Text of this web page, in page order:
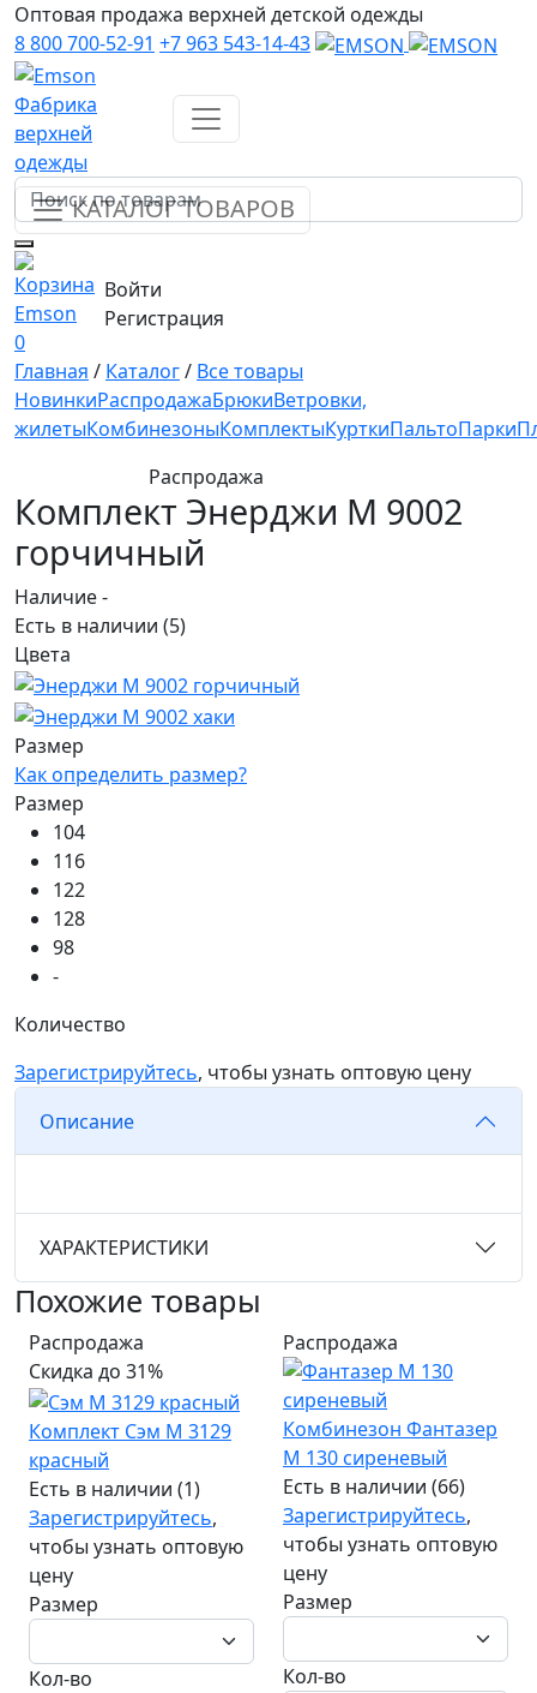
Оптовая продажа верхней детской одежды
8 800 700-52-91 +7 963 543-14-43
Фабрика
верхней
одежды
КАТАЛОГ ТОВАРОВ
0
Войти
Регистрация
Главная / Каталог/ Все товары
НовинкиРаспродажаБрюкиВетровки,
жилетыКомбинезоныКомплектыКурткиПальтоПарки
Распродажа
Комплект Энерджи М 9002
горчичный
Наличие -
Есть в наличии (5)
Цвета
Размер
Как определить размер?
Размер
104
116
122
128
98
-
Количество
Зарегистрируйтесь, чтобы узнать оптовую цену
Описание
ХАРАКТЕРИСТИКИ
Похожие товары
Распродажа
Скидка до 31%
Комплект Сэм М 3129
красный
Есть в наличии (1)
Зарегистрируйтесь,
чтобы узнать оптовую
цену
Размер
Кол-во
Распродажа
Комбинезон Фантазер
М 130 сиреневый
Есть в наличии (66)
Зарегистрируйтесь,
чтобы узнать оптовую
цену
Размер
Кол-во